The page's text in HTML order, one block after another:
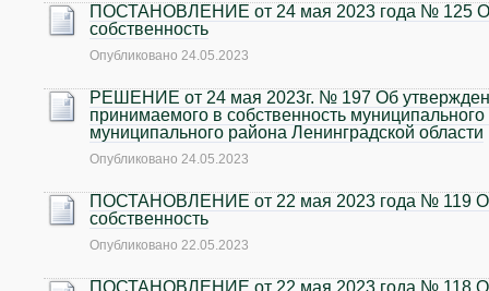
ПОСТАНОВЛЕНИЕ от 24 мая 2023 года № 125 О
собственность
Опубликовано 24.05.2023
РЕШЕНИЕ от 24 мая 2023г. № 197 Об
принимаемого в собственность
муниципального района Ленинградской области
Опубликовано 24.05.2023
ПОСТАНОВЛЕНИЕ от 22 мая 2023 года № 119 О
собственность
Опубликовано 22.05.2023
ПОСТАНОВЛЕНИЕ от 22 мая 2023 года № 118 О